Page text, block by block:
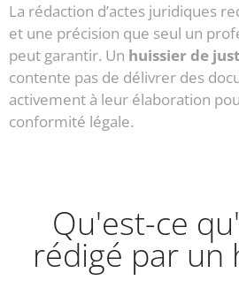
La rédaction d’actes juridiques
et une précision que seul un
peut garantir. Un huissier de
contente pas de délivrer des
activement à leur élaboration
conformité légale.
Qu'est-ce
rédigé par un